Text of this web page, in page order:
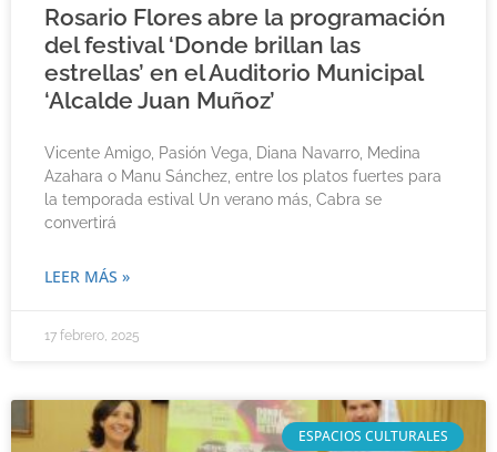
Rosario Flores abre la programación
del festival ‘Donde brillan las
estrellas’ en el Auditorio Municipal
‘Alcalde Juan Muñoz’
Vicente Amigo, Pasión Vega, Diana Navarro, Medina
Azahara o Manu Sánchez, entre los platos fuertes para
la temporada estival Un verano más, Cabra se
convertirá
LEER MÁS »
17 febrero, 2025
ESPACIOS CULTURALES